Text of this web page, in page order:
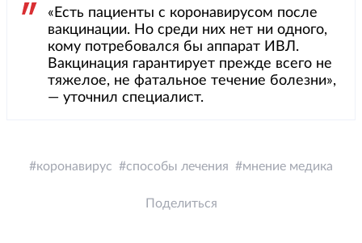
«Есть пациенты с коронавирусом после
вакцинации. Но среди них нет ни одного,
кому потребовался бы аппарат ИВЛ.
Вакцинация гарантирует прежде всего не
тяжелое, не фатальное течение болезни»,
— уточнил специалист.
коронавирус способы лечения мнение медика
Поделиться